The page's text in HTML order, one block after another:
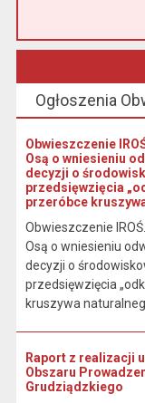
Ogłoszenia
Obwieszczenie
Osą o wniesieniu
decyzji o
przedsięwzięcia
przeróbce
Obwieszczenie
Osą o wniesieniu
decyzji o
przedsięwzięcia
kruszywa
Raport z realizacji
Obszaru
Grudziądzkiego